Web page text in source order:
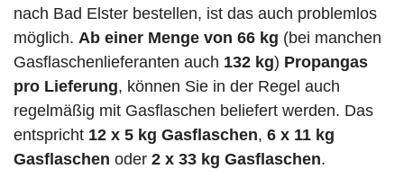
nach Bad Elster bestellen, ist das auch problemlos
möglich. Ab einer Menge von 66 kg (bei manchen
Gasflaschenlieferanten auch 132 kg) Propangas
pro Lieferung, können Sie in der Regel auch
regelmäßig mit Gasflaschen beliefert werden. Das
entspricht 12 x 5 kg Gasflaschen, 6 x 11 kg
Gasflaschen oder 2 x 33 kg Gasflaschen.